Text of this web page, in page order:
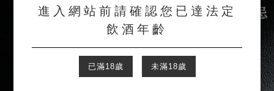
進入網站前請確認您已達法定
飲酒年齡
已滿18歲 未滿18歲